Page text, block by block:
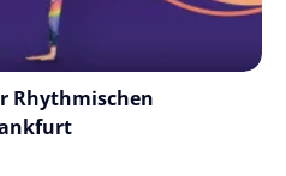
Rhythmischen